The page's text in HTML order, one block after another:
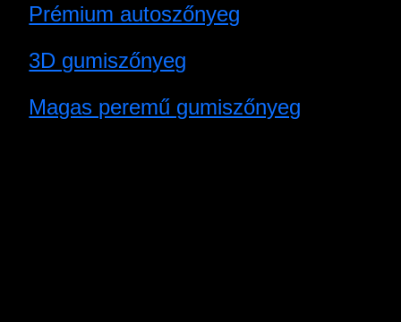
Prémium autoszőnyeg
3D gumiszőnyeg
Magas peremű gumiszőnyeg